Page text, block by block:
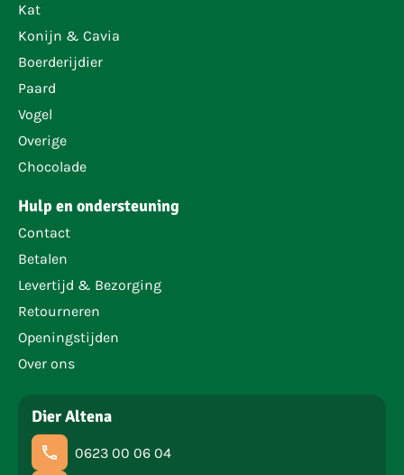
Kat
Konijn & Cavia
Boerderijdier
Paard
Vogel
Overige
Chocolade
Hulp en ondersteuning
Contact
Betalen
Levertijd & Bezorging
Retourneren
Openingstijden
Over ons
Dier Altena
0623 00 06 04